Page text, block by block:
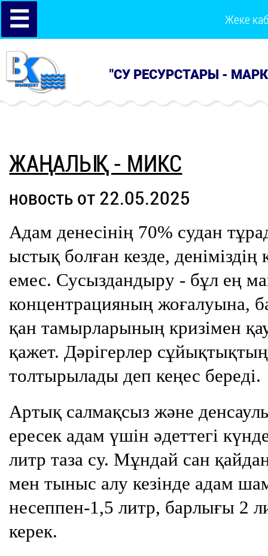
☰ Жеке
"СУ РЕСУРСТАРЫ -
ЖАҢАЛЫҚ - МИКС
новость от 22.05.2025
Адам денесінің 70% судан
ыстық болған кезде,
емес. Сусыздандыру - бұл ең
концентрацияның жоғалуына,
қан тамырларының кризімен
қажет. Дәрігерлер
толтырылады деп кеңес береді.
Артық салмақсыз және
ересек адам үшін әдеттегі
литр таза су. Мұндай сан
мен тыныс алу кезінде адам
несеппен-1,5 литр, барлығы 2
керек.